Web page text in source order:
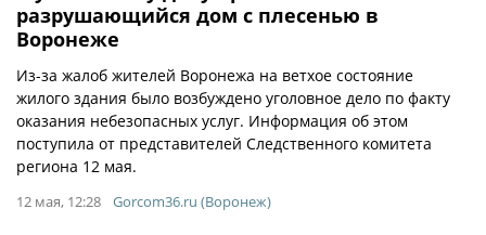
разрушающийся дом с плесенью в
Воронеже
Из-за жалоб жителей Воронежа на ветхое состояние
жилого здания было возбуждено уголовное дело по факту
оказания небезопасных услуг. Информация об этом
поступила от представителей Следственного комитета
региона 12 мая.
12 мая, 12:28 Gorcom36.ru (Воронеж)